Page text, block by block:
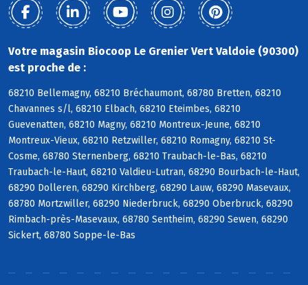
Votre magasin Biocoop Le Grenier Vert Valdoie (90300)
est proche de :
68210 Bellemagny, 68210 Bréchaumont, 68780 Bretten, 68210
Chavannes s/l, 68210 Elbach, 68210 Eteimbes, 68210
Guevenatten, 68210 Magny, 68210 Montreux-Jeune, 68210
Montreux-Vieux, 68210 Retzwiller, 68210 Romagny, 68210 St-
Cosme, 68780 Sternenberg, 68210 Traubach-le-Bas, 68210
Traubach-le-Haut, 68210 Valdieu-Lutran, 68290 Bourbach-le-Haut,
68290 Dolleren, 68290 Kirchberg, 68290 Lauw, 68290 Masevaux,
68780 Mortzwiller, 68290 Niederbruck, 68290 Oberbruck, 68290
Rimbach-près-Masevaux, 68780 Sentheim, 68290 Sewen, 68290
Sickert, 68780 Soppe-le-Bas